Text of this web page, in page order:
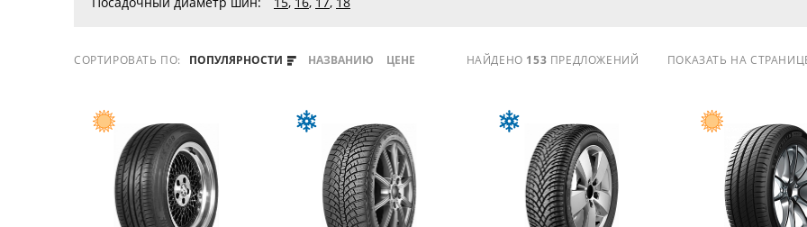
СОРТИРОВАТЬ ПО: ПОПУЛЯРНОСТИ НАЗВАНИЮ ЦЕНЕ НАЙДЕНО 153 ПРЕДЛОЖЕНИЙ ПОКАЗАТЬ НА